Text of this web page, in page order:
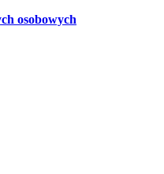
osobowych